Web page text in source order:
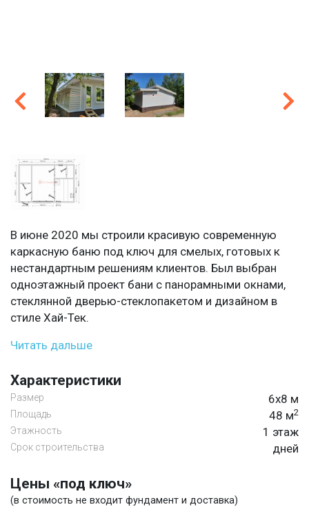
В июне 2020 мы строили красивую современную
каркасную баню под ключ для смелых, готовых к
нестандартным решениям клиентов. Был выбран
одноэтажный проект бани с панорамными окнами,
стеклянной дверью-стеклопакетом и дизайном в
стиле Хай-Тек.
Читать дальше
Характеристики
Размер 6х8 м
Площадь 48 м2
Этажность 1 этаж
Срок строительства дней
Цены «под ключ»
(в стоимость не входит фундамент и доставка)